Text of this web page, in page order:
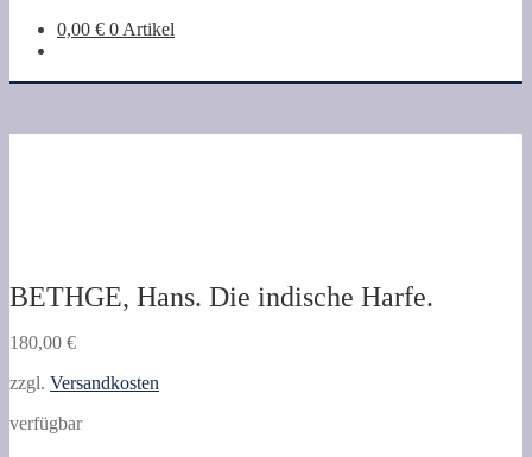
0,00 € 0 Artikel
BETHGE, Hans. Die indische Harfe.
180,00 €
zzgl. Versandkosten
verfügbar